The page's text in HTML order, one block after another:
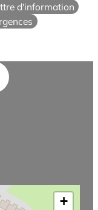
d'information
+